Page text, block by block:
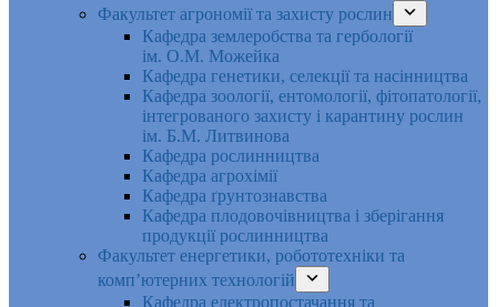
Факультет агрономії та захисту рослин
Кафедра землеробства та гербології
ім. О.М. Можейка
Кафедра генетики, селекції та насінництва
Кафедра зоології, ентомології, фітопатології,
інтегрованого захисту і карантину рослин
ім. Б.М. Литвинова
Кафедра рослинництва
Кафедра агрохімії
Кафедра ґрунтознавства
Кафедра плодовочівництва і зберігання
продукції рослинництва
Факультет енергетики, робототехніки та
комп’ютерних технологій
Кафедра електропостачання та